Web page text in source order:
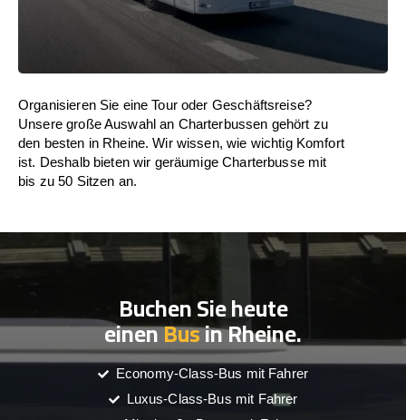
Organisieren Sie eine Tour oder Geschäftsreise?
Unsere große Auswahl an Charterbussen gehört zu
den besten in Rheine. Wir wissen, wie wichtig Komfort
ist. Deshalb bieten wir geräumige Charterbusse mit
bis zu 50 Sitzen an.
Buchen Sie heute
einenBusin Rheine.
Economy-Class-Bus mit Fahrer
Luxus-Class-Bus mit Fahrer